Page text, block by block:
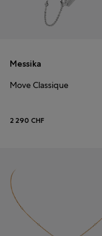
Messika
Move Classique
2 290 CHF